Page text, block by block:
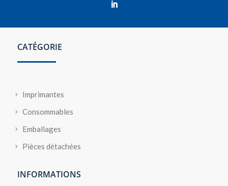

CATÉGORIE
Imprimantes
Consommables
Emballages
Pièces détachées
INFORMATIONS